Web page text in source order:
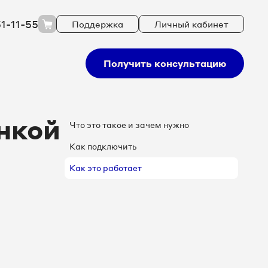
11-55 Поддержка Личный кабинет
Получить консультацию
Что это такое и зачем нужно
Как подключить
Как это работает